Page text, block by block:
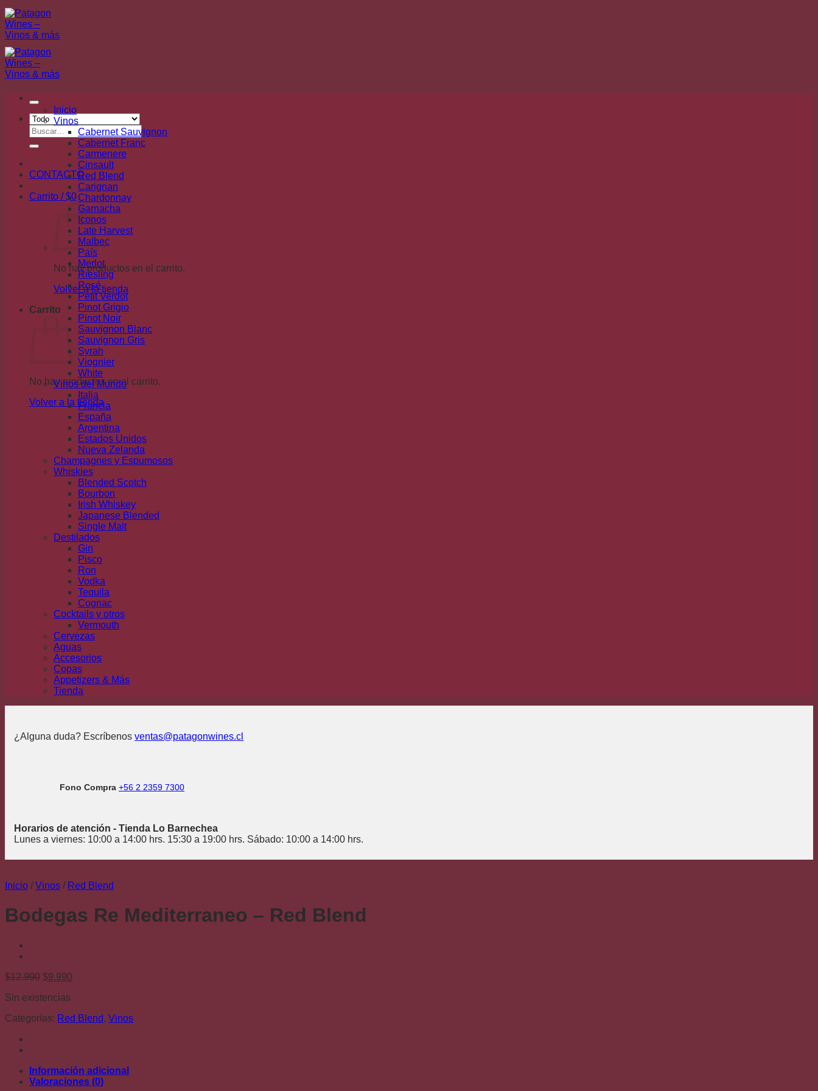
Saltar
al
contenido
Buscar
por:
CONTACTO
Carrito /$0
No hay productos en el carrito.
Volver a la tienda
Carrito
No hay productos en el carrito.
Volver a la tienda
Inicio
Vinos
Cabernet Sauvignon
Cabernet Franc
Carmenere
Cinsault
Red Blend
Carignan
Chardonnay
Garnacha
Iconos
Late Harvest
Malbec
País
Merlot
Riesling
Rosé
Petit Verdot
Pinot Grigio
Pinot Noir
Sauvignon Blanc
Sauvignon Gris
Syrah
Viognier
White
Vinos del Mundo
Italia
Francia
España
Argentina
Estados Unidos
Nueva Zelanda
Champagnes y Espumosos
Whiskies
Blended Scotch
Bourbon
Irish Whiskey
Japanese Blended
Single Malt
Destilados
Gin
Pisco
Ron
Vodka
Tequila
Cognac
Cocktails y otros
Vermouth
Cervezas
Aguas
Accesorios
Copas
Appetizers & Más
Tienda
¿Alguna duda? Escríbenos ventas@patagonwines.cl
Fono Compra +56 2 2359 7300
Horarios de atención - Tienda Lo Barnechea
Lunes a viernes: 10:00 a 14:00 hrs. 15:30 a 19:00 hrs. Sábado: 10:00 a 14:00 hrs.
Inicio / Vinos / Red Blend
Bodegas Re Mediterraneo – Red Blend
$12.990 El
original
$12.990.
$9.990
$9.990.
Sin existencias
Categorías: Red Blend, Vinos
Información adicional
Valoraciones (0)